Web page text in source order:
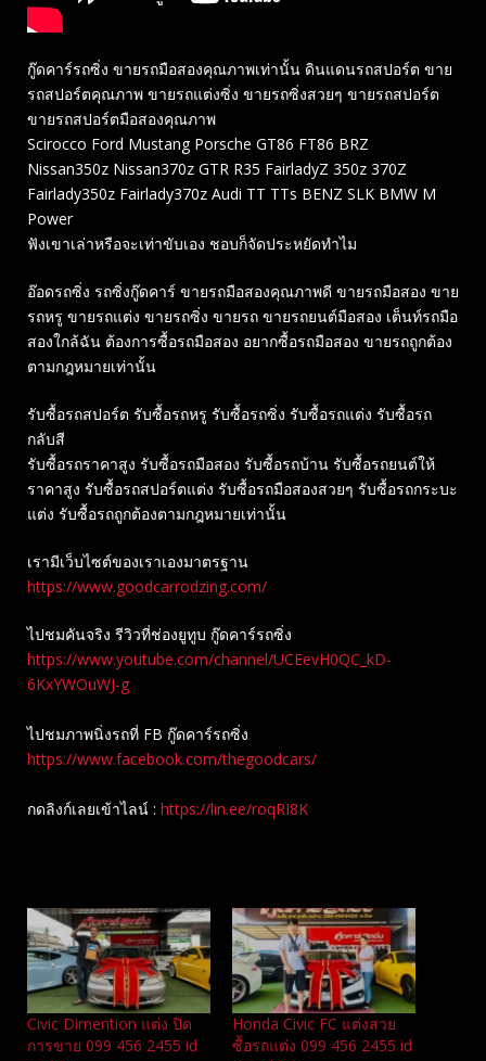
กู๊ดคาร์รถซิ่ง ขายรถมือสองคุณภาพเท่านั้น ดินแดนรถสปอร์ต ขาย
รถสปอร์ตคุณภาพ ขายรถแต่งซิ่ง ขายรถซิ่งสวยๆ ขายรถสปอร์ต
ขายรถสปอร์ตมือสองคุณภาพ
Scirocco Ford Mustang Porsche GT86 FT86 BRZ
Nissan350z Nissan370z GTR R35 FairladyZ 350z 370Z
Fairlady350z Fairlady370z Audi TT TTs BENZ SLK BMW M
Power
ฟังเขาเล่าหรือจะเท่าขับเอง ชอบก็จัดประหยัดทำไม
อ๊อดรถซิ่ง รถซิ่งกู๊ดคาร์ ขายรถมือสองคุณภาพดี ขายรถมือสอง ขาย
รถหรู ขายรถแต่ง ขายรถซิ่ง ขายรถ ขายรถยนต์มือสอง เต็นท์รถมือ
สองใกล้ฉัน ต้องการซื้อรถมือสอง อยากซื้อรถมือสอง ขายรถถูกต้อง
ตามกฎหมายเท่านั้น
รับซื้อรถสปอร์ต รับซื้อรถหรู รับซื้อรถซิ่ง รับซื้อรถแต่ง รับซื้อรถ
กลับสี
รับซื้อรถราคาสูง รับซื้อรถมือสอง รับซื้อรถบ้าน รับซื้อรถยนต์ให้
ราคาสูง รับซื้อรถสปอร์ตแต่ง รับซื้อรถมือสองสวยๆ รับซื้อรถกระบะ
แต่ง รับซื้อรถถูกต้องตามกฎหมายเท่านั้น
เรามีเว็บไซต์ของเราเองมาตรฐาน
https://www.goodcarrodzing.com/
ไปชมคันจริง รีวิวที่ช่องยู​ทูบ​ กู๊ดคาร์รถซิ่ง
https://www.youtube.com/channel/UCEevH0QC_kD-
6KxYWOuWJ-g
ไปชมภาพนิ่งรถที่ FB กู๊ดคาร์รถซิ่ง
https://www.facebook.com/thegoodcars/
กดลิงก์เลยเข้าไลน์ : https://lin.ee/roqRI8K
Civic Dimention แต่ง ปิด
การขาย 099 456 2455 id
Honda Civic FC แต่งสวย
ซื้อรถแต่ง 099 456 2455 id